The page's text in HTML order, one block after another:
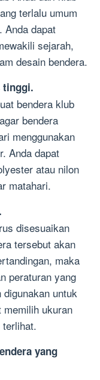
terlalu umum
Anda dapat
sejarah,
desain bendera.
tinggi.
bendera klub
bendera
menggunakan
Anda dapat
atau nilon
matahari.
disesuaikan
tersebut akan
maka
peraturan yang
untuk
memilih ukuran
terlihat.
yang